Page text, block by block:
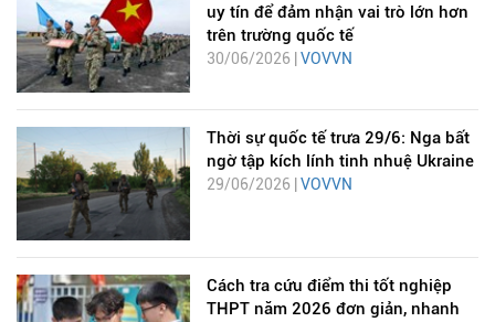
uy tín để đảm nhận vai trò lớn hơn
trên trường quốc tế
30/06/2026 | VOVVN
Thời sự quốc tế trưa 29/6: Nga bất
ngờ tập kích lính tinh nhuệ Ukraine
29/06/2026 | VOVVN
Cách tra cứu điểm thi tốt nghiệp
THPT năm 2026 đơn giản, nhanh